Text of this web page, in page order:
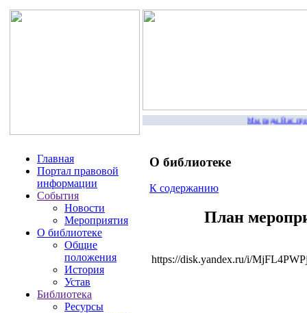
Мы рады Вас
Главная
Портал правовой
информации
События
Новости
Мероприятия
О библиотеке
Общие
положения
История
Устав
Библиотека
Ресурсы
О библиотеке
К содержанию
План
https://disk.yandex.ru/i/